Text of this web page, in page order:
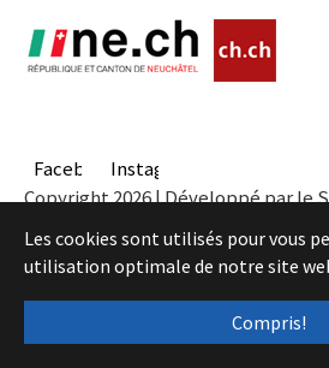
Les cookies sont utilisés pour vous
utilisation optimale de notre site
Compris!
FacebookInstagram
Copyright 2026 | Développé par le
de l'Entité neuchâteloise |